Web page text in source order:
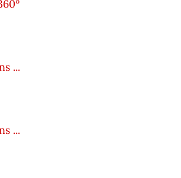
...
...